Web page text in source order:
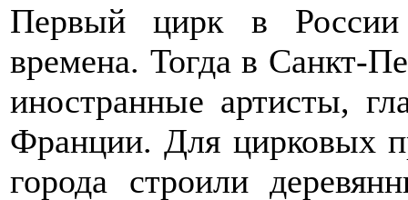
Первый цирк в России
времена. Тогда в Санкт-
иностранные артисты,
Франции. Для цирковых
города строили